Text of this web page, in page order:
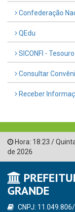
Confederação
QEdu
SICONFI -
Consultar
Receber
Hora: 18:23 /
de 2026
GRANDE
CNPJ: